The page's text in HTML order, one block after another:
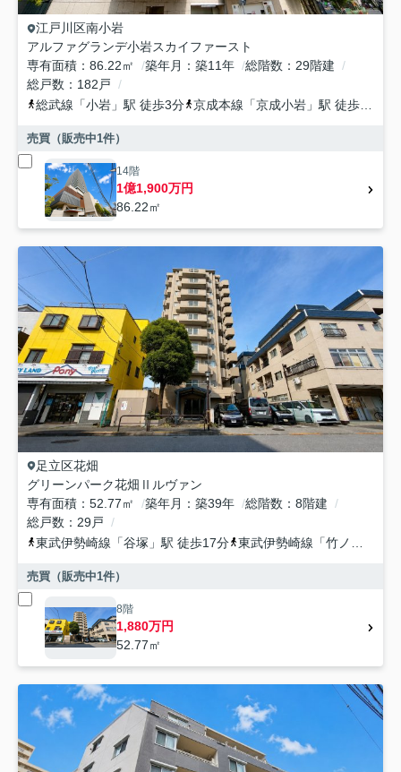
江戸川区南小岩
アルファグランデ小岩スカイファースト
専有面積
86.22㎡ 築年月 築11年 総階数
29階建
総戸数
182戸
総武線 「小岩 」駅 徒歩3分 京成本線 「京成小岩 」駅 徒歩20分
売買（販売中1件）
14階
1億1,900万円
86.22㎡
足立区花畑
グリーンパーク花畑Ⅱルヴァン
専有面積
52.77㎡ 築年月 築39年 総階数
8階建
総戸数
29戸
東武伊勢崎線 「谷塚 」駅 徒歩17分 東武伊勢崎線 「竹ノ塚
売買（販売中1件）
8階
1,880万円
52.77㎡